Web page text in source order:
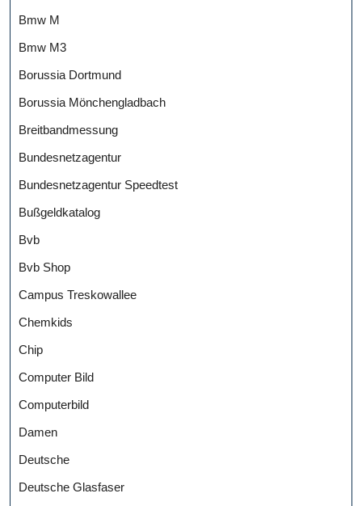
Bmw M
Bmw M3
Borussia Dortmund
Borussia Mönchengladbach
Breitbandmessung
Bundesnetzagentur
Bundesnetzagentur Speedtest
Bußgeldkatalog
Bvb
Bvb Shop
Campus Treskowallee
Chemkids
Chip
Computer Bild
Computerbild
Damen
Deutsche
Deutsche Glasfaser